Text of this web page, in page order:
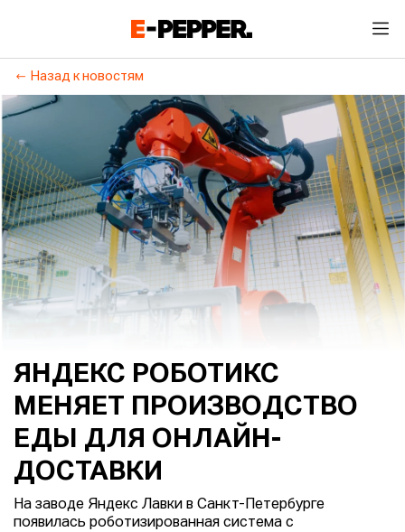
Назад к новостям
ЯНДЕКС РОБОТИКС
МЕНЯЕТ ПРОИЗВОДСТВО
ЕДЫ ДЛЯ ОНЛАЙН-
ДОСТАВКИ
На заводе Яндекс Лавки в Санкт-Петербурге
появилась роботизированная система с